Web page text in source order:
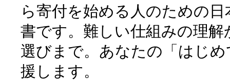
ら寄付を始める人のための
書です。難しい仕組みの理
選びまで。あなたの「はじ
援します。